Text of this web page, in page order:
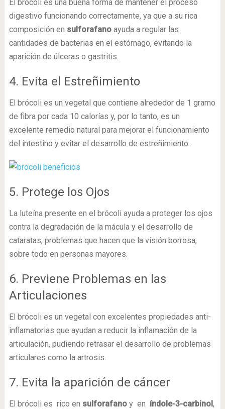
El brócoli es una buena forma de mantener el proceso
digestivo funcionando correctamente, ya que a su rica
composición en sulforafanoayuda a regular las
cantidades de bacterias en el estómago, evitando la
aparición de úlceras o gastritis.
4. Evita el Estreñimiento
El brócoli es un vegetal que contiene alrededor de 1 gramo
de fibra por cada 10 calorías y, por lo tanto, es un
excelente remedio natural para mejorar el funcionamiento
del intestino y evitar el desarrollo de estreñimiento.
5. Protege los Ojos
La luteína presente en el brócoli ayuda a proteger los ojos
contra la degradación de la mácula y el desarrollo de
cataratas, problemas que hacen que la visión borrosa,
sobre todo en personas mayores.
6. Previene Problemas en las
Articulaciones
El brócoli es un vegetal con excelentes propiedades anti-
inflamatorias que ayudan a reducir la inflamación de la
articulación, pudiendo retrasar el desarrollo de problemas
articulares como la artrosis.
7. Evita la aparición de cáncer
El brócoli es rico en sulforafanoy en índole-3-carbinol,